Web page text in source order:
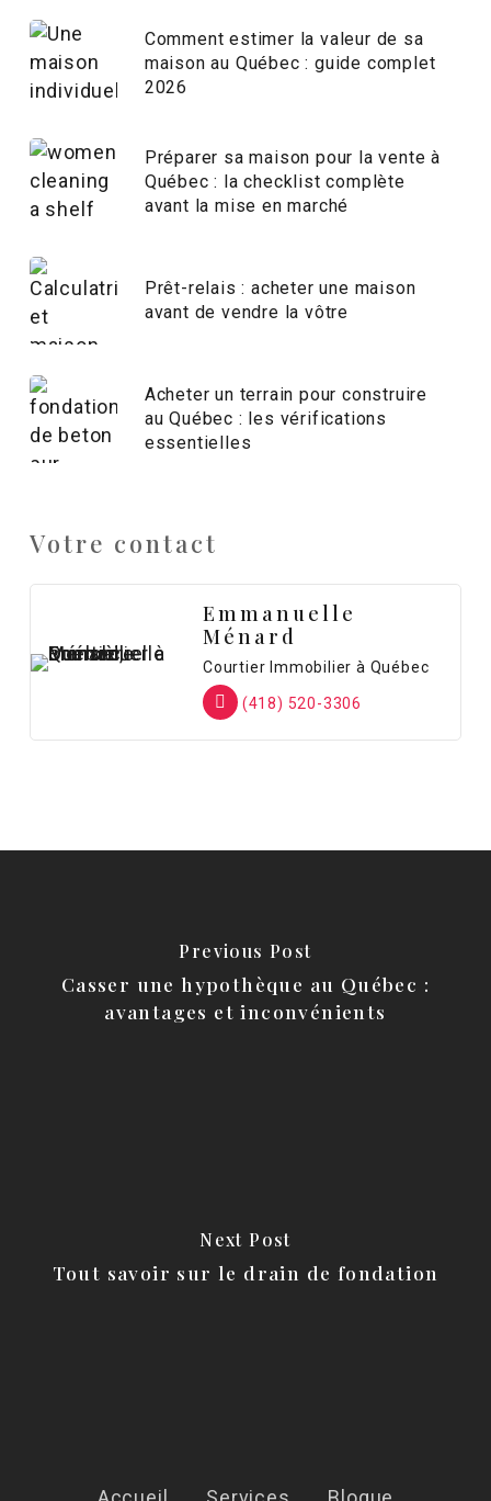
Comment estimer la valeur de sa
maison au Québec : guide complet
2026
Préparer sa maison pour la vente à
Québec : la checklist complète
avant la mise en marché
Prêt-relais : acheter une maison
avant de vendre la vôtre
Acheter un terrain pour construire
au Québec : les vérifications
essentielles
Votre contact
Emmanuelle
Ménard
Courtier Immobilier à Québec
(418) 520-3306
Previous Post
Casser une hypothèque au Québec :
avantages et inconvénients
Next Post
Tout savoir sur le drain de fondation